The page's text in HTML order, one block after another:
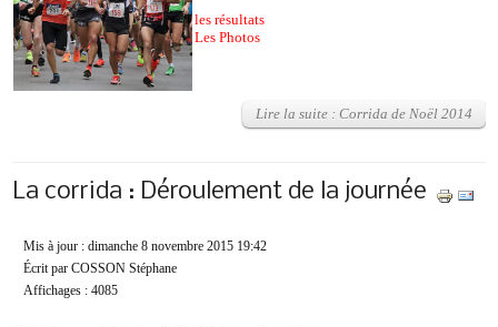
les résultats
Les Photos
Lire la suite : Corrida de Noël 2014
La corrida : Déroulement de la journée
Mis à jour : dimanche 8 novembre 2015 19:42
Écrit par COSSON Stéphane
Affichages : 4085